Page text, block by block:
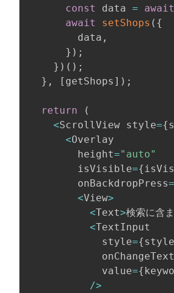
const
data = await
await
setShops ( {
        data
,
} ) ;
} ) ( ) ;
} , [ getShops ] ) ;
return
(
<ScrollView style={
<Overlay
        height
="auto"
        isVisible
={
        onBackdropPress
=
<View>
<Text>検索に含
<TextInput
            style
={
            onChangeText
            value
={
/>